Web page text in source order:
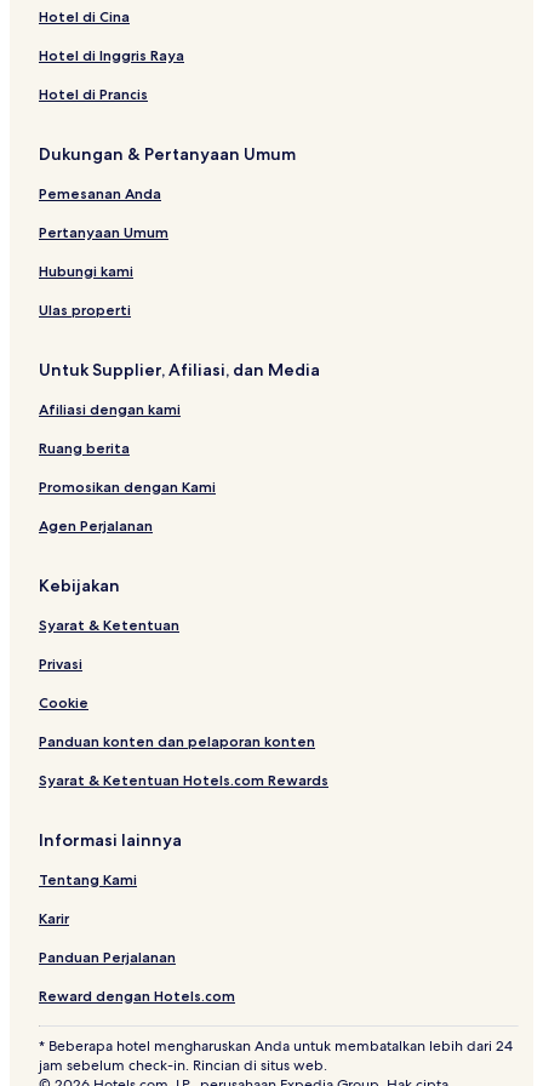
d
u
l
t
n
y
e
l
e
l
m
V
i
l
g
K
a
ş
H
o
t
e
a
n
s
i
y
o
t
e
l
B
o
u
t
u
H
o
t
e
&
a
Hotel di Cina
Hotel di Inggris Raya
Hotel di Prancis
Dukungan & Pertanyaan Umum
Pemesanan Anda
Pertanyaan Umum
Hubungi kami
Ulas properti
Untuk Supplier, Afiliasi, dan Media
Afiliasi dengan kami
Ruang berita
Promosikan dengan Kami
Agen Perjalanan
Kebijakan
Syarat & Ketentuan
Privasi
Cookie
Panduan konten dan pelaporan konten
Syarat & Ketentuan Hotels.com Rewards
Informasi lainnya
Tentang Kami
Karir
Panduan Perjalanan
Reward dengan Hotels.com
* Beberapa hotel mengharuskan Anda untuk membatalkan lebih dari 24
jam sebelum check-in. Rincian di situs web.